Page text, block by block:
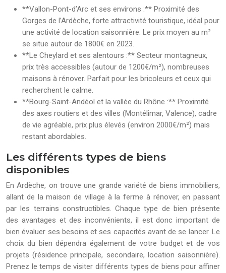
**Vallon-Pont-d’Arc et ses environs :** Proximité des
Gorges de l’Ardèche, forte attractivité touristique, idéal pour
une activité de location saisonnière. Le prix moyen au m²
se situe autour de 1800€ en 2023.
**Le Cheylard et ses alentours :** Secteur montagneux,
prix très accessibles (autour de 1200€/m²), nombreuses
maisons à rénover. Parfait pour les bricoleurs et ceux qui
recherchent le calme.
**Bourg-Saint-Andéol et la vallée du Rhône :** Proximité
des axes routiers et des villes (Montélimar, Valence), cadre
de vie agréable, prix plus élevés (environ 2000€/m²) mais
restant abordables.
Les différents types de biens
disponibles
En Ardèche, on trouve une grande variété de biens immobiliers,
allant de la maison de village à la ferme à rénover, en passant
par les terrains constructibles. Chaque type de bien présente
des avantages et des inconvénients, il est donc important de
bien évaluer ses besoins et ses capacités avant de se lancer. Le
choix du bien dépendra également de votre budget et de vos
projets (résidence principale, secondaire, location saisonnière).
Prenez le temps de visiter différents types de biens pour affiner